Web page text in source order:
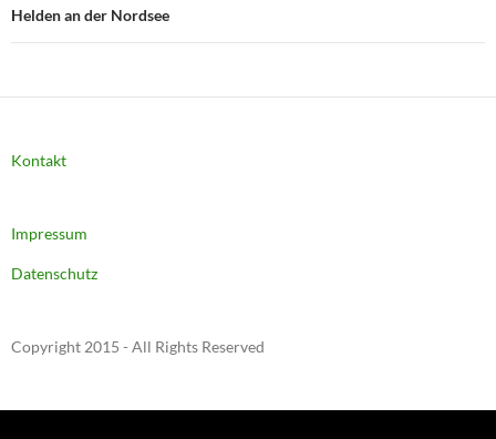
Helden an der Nordsee
Kontakt
Impressum
Datenschutz
Copyright 2015 - All Rights Reserved